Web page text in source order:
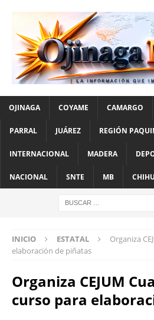
OJINAGA COYAME CAMARGO
PARRAL JUÁREZ REGIÓN
INTERNACIONAL MADERA
NACIONAL SNTE MB
INICIO ESTATAL
Organiza
elaboración de piñatas
Organiza CEJUM
curso para